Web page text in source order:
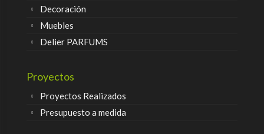
Decoración
Muebles
Delier PARFUMS
Proyectos
Proyectos Realizados
Presupuesto a medida